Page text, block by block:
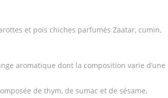
et pois chiches parfumés Zaatar, cumin,
aromatique dont la composition varie d’une
de thym, de sumac et de sésame,